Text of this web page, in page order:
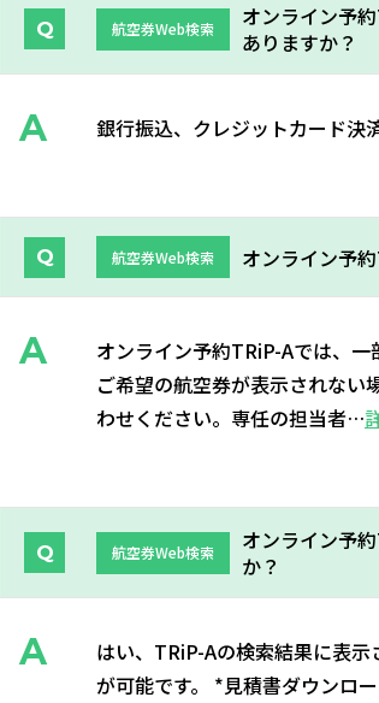
航空券Web検索
オンライン予
ありますか？
銀行振込、クレジットカード決
航空券Web検索 オンライン予
オンライン予約TRiP-Aでは、一
ご希望の航空券が表示されない
わせください。専任の担当者…
航空券Web検索
オンライン予
か？
はい、TRiP-Aの検索結果に表
が可能です。 *見積書ダウンロ